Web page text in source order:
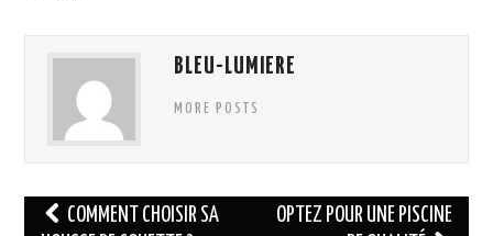
BLEU-LUMIERE
MORE POSTS
Navigation
COMMENT CHOISIR SA
OPTEZ POUR UNE PISCINE